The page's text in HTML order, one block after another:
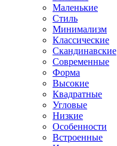
Маленькие
Стиль
Минимализм
Классические
Скандинавские
Современные
Форма
Высокие
Квадратные
Угловые
Низкие
Особенности
Встроенные